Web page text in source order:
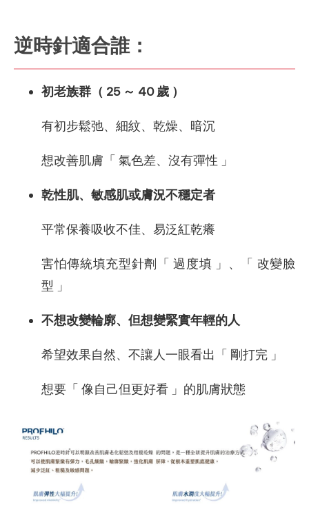
逆時針適合誰：
初老族群（ 25 ～ 40 歲 ）
有初步鬆弛、細紋、乾燥、暗沉
想改善肌膚「 氣色差、沒有彈性 」
乾性肌、敏感肌或膚況不穩定者
平常保養吸收不佳、易泛紅乾癢
害怕傳統填充型針劑「 過度填 」、「 改變臉
型 」
不想改變輪廓、但想變緊實年輕的人
希望效果自然、不讓人一眼看出「 剛打完 」
想要「 像自己但更好看 」的肌膚狀態